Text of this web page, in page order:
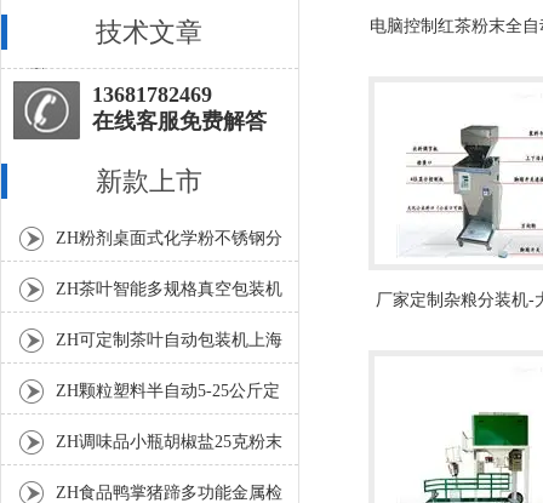
技术文章
13681782469
在线客服免费解答
新款上市
ZH粉剂桌面式化学粉不锈钢分
装机
ZH茶叶智能多规格真空包装机
上海厂家
ZH可定制茶叶自动包装机上海
厂家
ZH颗粒塑料半自动5-25公斤定
量包装机
ZH调味品小瓶胡椒盐25克粉末
灌装机
ZH食品鸭掌猪蹄多功能金属检
电脑控制红茶粉末全
厂家定制杂粮分装机-